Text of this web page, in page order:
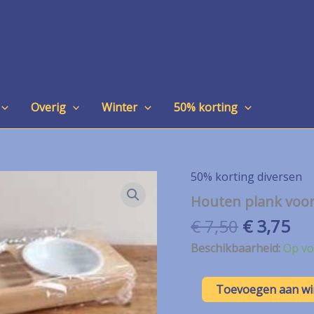
Overig Winter 50% korting
50% korting diversen
Houten plank
€7,50
prijs
€ 7,50.
€3,75
is:
€
Beschikbaarheid:Op
Houten
plank
Toevoegen aan